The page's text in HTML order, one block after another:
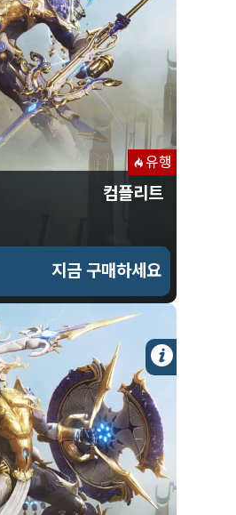
유행
컴플리트
지금 구매하세요
플래티넘
리트
래티넘
스 프라임
스 프라임
체스트 플레이트
스 프라임 장식
임 글리프 - 밝음
글리프 - 어두움
도 부스터
부스터
$
139
.99
USD
플래티넘
라임